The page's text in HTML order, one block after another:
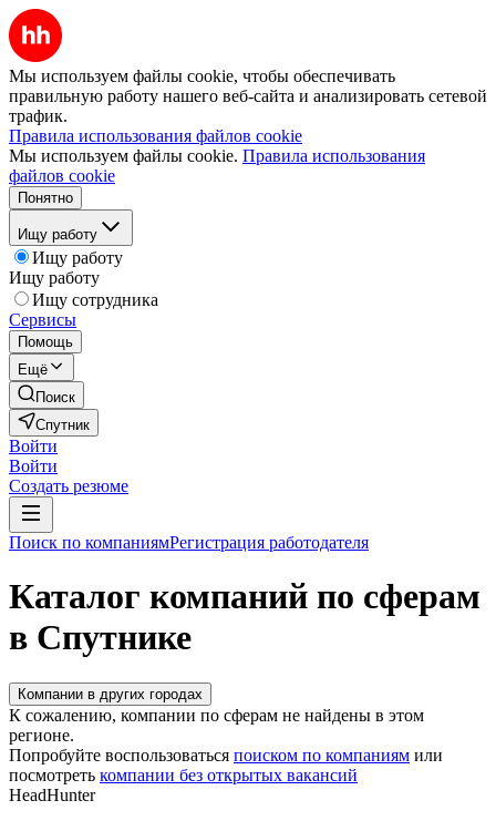
Мы используем файлы cookie, чтобы обеспечивать
правильную работу нашего веб-сайта и анализировать сетевой
трафик.
Правила использования файлов cookie
Мы используем файлы cookie. Правила использования
файлов cookie
Понятно
Ищу работу
Ищу работу
Ищу работу
Ищу сотрудника
Сервисы
Помощь
Ещё
Поиск
Спутник
Войти
Войти
Создать резюме
Поиск по компаниямРегистрация работодателя
Каталог компаний по сферам
в Спутнике
Компании в других городах
К сожалению, компании по сферам не найдены в этом
регионе.
Попробуйте воспользоваться поиском по компаниям или
посмотреть компании без открытых вакансий
HeadHunter